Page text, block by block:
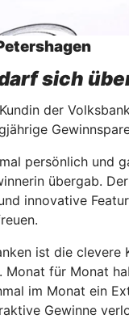
sich
der
persönlich und
übergab.
innovative
ist die
Monat für Monat
im Monat ein
Gewinne